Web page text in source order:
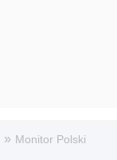
» Monitor Polski